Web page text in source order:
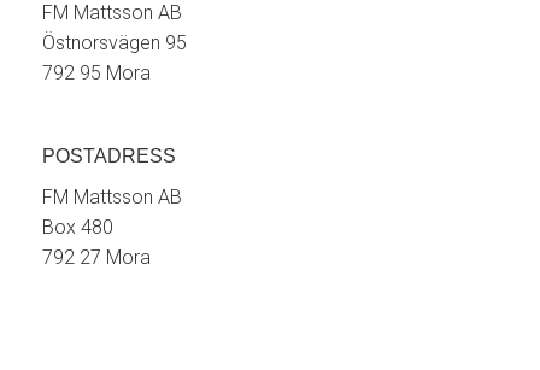
FM Mattsson AB
Östnorsvägen 95
792 95 Mora
POSTADRESS
FM Mattsson AB
Box 480
792 27 Mora